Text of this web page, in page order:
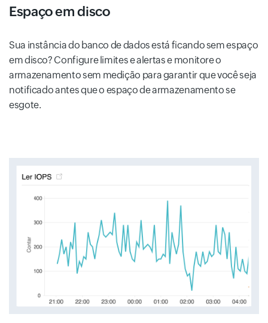
Espaço em disco
Sua instância do banco de dados está ficando sem espaço
em disco? Configure limites e alertas e monitore o
armazenamento sem medição para garantir que você seja
notificado antes que o espaço de armazenamento se
esgote.